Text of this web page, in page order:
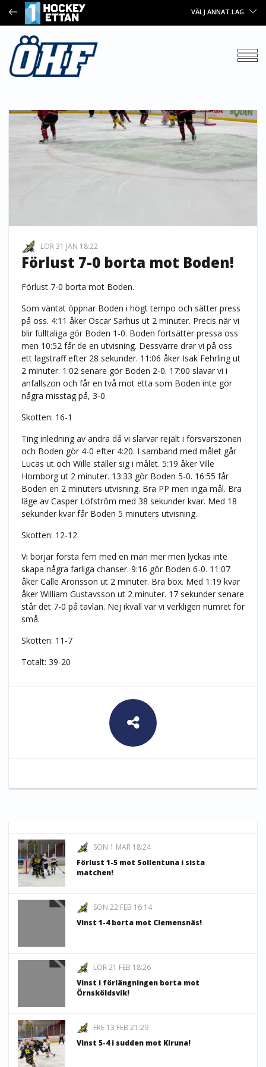
VÄLJ ANNAT LAG
LÖR 31 JAN 18:22
Förlust 7-0 borta mot Boden!
Förlust 7-0 borta mot Boden.
Som väntat öppnar Boden i högt tempo och sätter press
på oss. 4:11 åker Oscar Sarhus ut 2 minuter. Precis när vi
blir fulltaliga gör Boden 1-0. Boden fortsätter pressa oss
men 10:52 får de en utvisning. Dessvärre drar vi på oss
ett lagstraff efter 28 sekunder. 11:06 åker Isak Fehrling ut
2 minuter. 1:02 senare gör Boden 2-0. 17:00 slavar vi i
anfallszon och får en två mot etta som Boden inte gör
några misstag på, 3-0.
Skotten: 16-1
Ting inledning av andra då vi slarvar rejält i försvarszonen
och Boden gör 4-0 efter 4:20. I samband med målet går
Lucas ut och Wille ställer sig i målet. 5:19 åker Ville
Hornborg ut 2 minuter. 13:33 gör Boden 5-0. 16:55 får
Boden en 2 minuters utvisning. Bra PP men inga mål. Bra
läge av Casper Löfström med 38 sekunder kvar. Med 18
sekunder kvar får Boden 5 minuters utvisning.
Skotten: 12-12
Vi börjar första fem med en man mer men lyckas inte
skapa några farliga chanser. 9:16 gör Boden 6-0. 11:07
åker Calle Aronsson ut 2 minuter. Bra box. Med 1:19 kvar
åker William Gustavsson ut 2 minuter. 17 sekunder senare
står det 7-0 på tavlan. Nej ikväll var vi verkligen numret för
små.
Skotten: 11-7
Totalt: 39-20
SÖN 1 MAR 18:24
Förlust 1-5 mot Sollentuna i sista
matchen!
SÖN 22 FEB 16:14
Vinst 1-4 borta mot Clemensnäs!
LÖR 21 FEB 18:26
Vinst i förlängningen borta mot
Örnsköldsvik!
FRE 13 FEB 21:29
Vinst 5-4 i sudden mot Kiruna!